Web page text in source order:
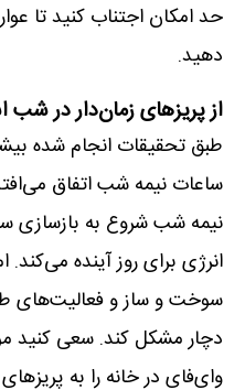
حد امکان اجتناب کنید تا
دهید.
از پریزهای زمان‌دار در شب
طبق تحقیقات انجام شده
ساعات نیمه شب اتفاق
نیمه شب شروع به بازسازی
انرژی برای روز آینده می‌کند.
سوخت و ساز و فعالیت‌های
دچار مشکل کند. سعی کنید
وای‌فای در خانه را به